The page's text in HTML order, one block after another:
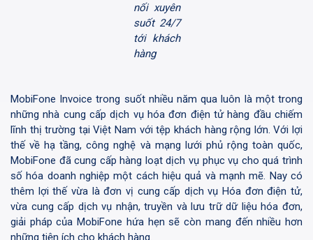
nối xuyên
suốt 24/7
tới khách
hàng
MobiFone Invoice trong suốt nhiều năm qua luôn là một trong
những nhà cung cấp dịch vụ hóa đơn điện tử hàng đầu chiếm
lĩnh thị trường tại Việt Nam với tệp khách hàng rộng lớn. Với lợi
thế về hạ tầng, công nghệ và mạng lưới phủ rộng toàn quốc,
MobiFone đã cung cấp hàng loạt dịch vụ phục vụ cho quá trình
số hóa doanh nghiệp một cách hiệu quả và mạnh mẽ. Nay có
thêm lợi thế vừa là đơn vị cung cấp dịch vụ Hóa đơn điện tử,
vừa cung cấp dịch vụ nhận, truyền và lưu trữ dữ liệu hóa đơn,
giải pháp của MobiFone hứa hẹn sẽ còn mang đến nhiều hơn
những tiện ích cho khách hàng.